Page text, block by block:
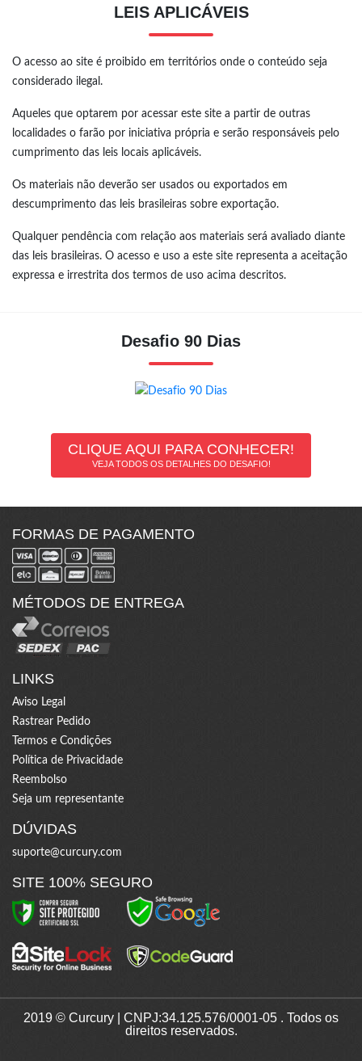
LEIS APLICÁVEIS
O acesso ao site é proibido em territórios onde o conteúdo seja
considerado ilegal.
Aqueles que optarem por acessar este site a partir de outras
localidades o farão por iniciativa própria e serão responsáveis pelo
cumprimento das leis locais aplicáveis.
Os materiais não deverão ser usados ou exportados em
descumprimento das leis brasileiras sobre exportação.
Qualquer pendência com relação aos materiais será avaliado diante
das leis brasileiras. O acesso e uso a este site representa a aceitação
expressa e irrestrita dos termos de uso acima descritos.
Desafio 90 Dias
CLIQUE AQUI PARA CONHECER!
VEJA TODOS OS DETALHES DO DESAFIO!
FORMAS DE PAGAMENTO
MÉTODOS DE ENTREGA
LINKS
Aviso Legal
Rastrear Pedido
Termos e Condições
Política de Privacidade
Reembolso
Seja um representante
DÚVIDAS
suporte@curcury.com
SITE 100% SEGURO
2019 © Curcury | CNPJ:34.125.576/0001-05 . Todos os
direitos reservados.